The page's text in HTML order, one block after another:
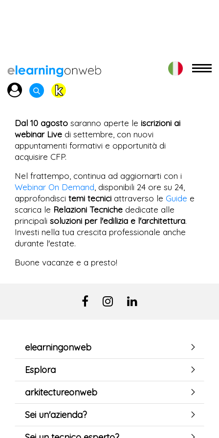
Dal 10 agosto saranno aperte le iscrizioni ai
webinar Live di settembre, con nuovi
appuntamenti formativi e opportunità di
acquisire CFP.
Nel frattempo, continua ad aggiornarti con i
Webinar On Demand , disponibili 24 ore su 24,
approfondisci temi tecnici attraverso le Guide e
scarica le Relazioni Tecniche dedicate alle
principali soluzioni per l'edilizia e l'architettura.
Investi nella tua crescita professionale anche
durante l'estate.
Buone vacanze e a presto!
elearningonweb
Esplora
arkitectureonweb
Sei un'azienda?